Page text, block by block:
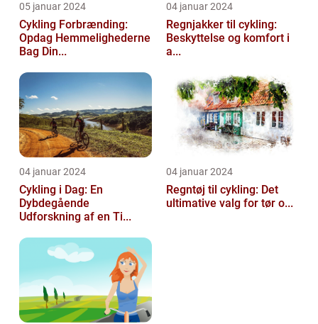
05 januar 2024
Cykling Forbrænding:
Opdag Hemmelighederne
Bag Din...
04 januar 2024
Regnjakker til cykling:
Beskyttelse og komfort i
a...
04 januar 2024
Cykling i Dag: En
Dybdegående
Udforskning af en Ti...
04 januar 2024
Regntøj til cykling: Det
ultimative valg for tør o...